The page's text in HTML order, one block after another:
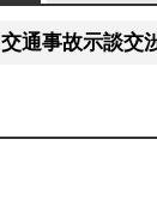
交通事故示談交